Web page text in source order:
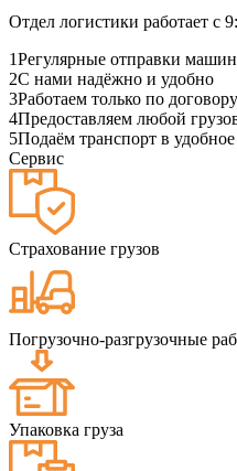
Отдел логистики работает с
1Регулярные отправки машин
2С нами надёжно и удобно
3Работаем только по договору
4Предоставляем любой
5Подаём транспорт в
Сервис
Страхование грузов
Погрузочно-разгрузочные
Упаковка груза